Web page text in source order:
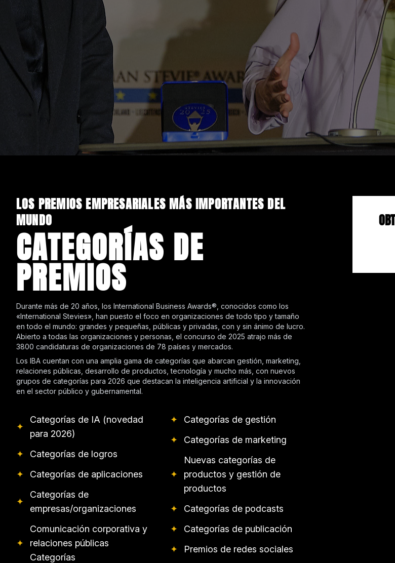
LOS PREMIOS EMPRESARIALES MÁS IMPORTANTES DEL
MUNDO
CATEGORÍAS DE
PREMIOS
Durante más de 20 años, los International Business Awards®, conocidos como los
«International Stevies», han puesto el foco en organizaciones de todo tipo y tamaño
en todo el mundo: grandes y pequeñas, públicas y privadas, con y sin ánimo de lucro.
Abierto a todas las organizaciones y personas, el concurso de 2025 atrajo más de
3800 candidaturas de organizaciones de 78 países y mercados.
Los IBA cuentan con una amplia gama de categorías que abarcan gestión, marketing,
relaciones públicas, desarrollo de productos, tecnología y mucho más, con nuevos
grupos de categorías para 2026 que destacan la inteligencia artificial y la innovación
en el sector público y gubernamental.
✦
Categorías de IA (novedad
para 2026)
✦
Categorías de logros
✦
Categorías de aplicaciones
✦
Categorías de
empresas/organizaciones
✦
Comunicación corporativa y
relaciones públicas
Categorías
✦
Categorías de gestión
✦
Categorías de marketing
✦
Nuevas categorías de
productos y gestión de
productos
✦
Categorías de podcasts
✦
Categorías de publicación
✦
Premios de redes sociales